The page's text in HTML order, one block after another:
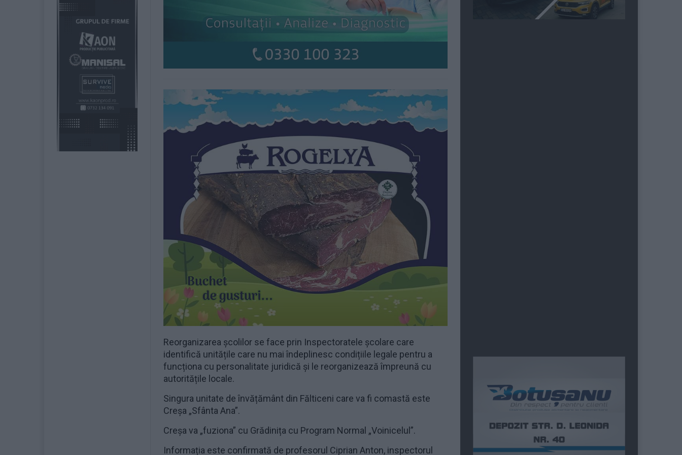
Reorganizarea școlilor se face prin Inspectoratele școlare care
identifică unitățile care nu mai îndeplinesc condițiile legale pentru a
funcționa cu personalitate juridică și le reorganizează împreună cu
autoritățile locale.
Singura unitate de învățământ din Fălticeni care va fi comastă este
Creșa „Sfânta Ana”.
Creșa va „fuziona” cu Grădinița cu Program Normal „Voinicelul”.
Informația este confirmată de profesorul Ciprian Anton, inspectorul